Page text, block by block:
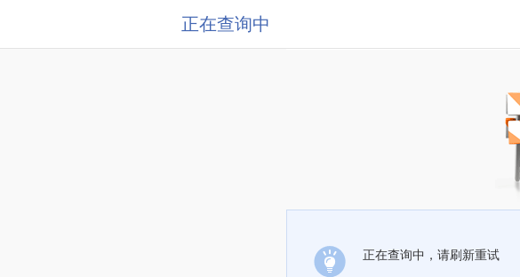
正在查询中
正在查询中，请刷新重试